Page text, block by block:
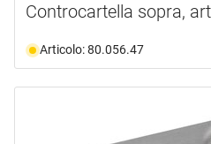
Controcartella sopra,
Articolo: 80.056.47